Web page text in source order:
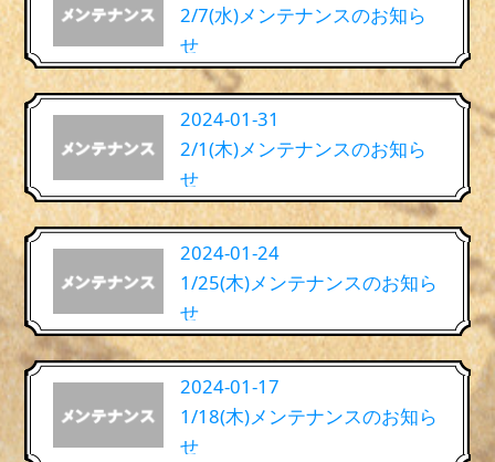
2/7(水)メンテナンスのお知ら
せ
2024-01-31
2/1(木)メンテナンスのお知ら
せ
2024-01-24
1/25(木)メンテナンスのお知ら
せ
2024-01-17
1/18(木)メンテナンスのお知ら
せ